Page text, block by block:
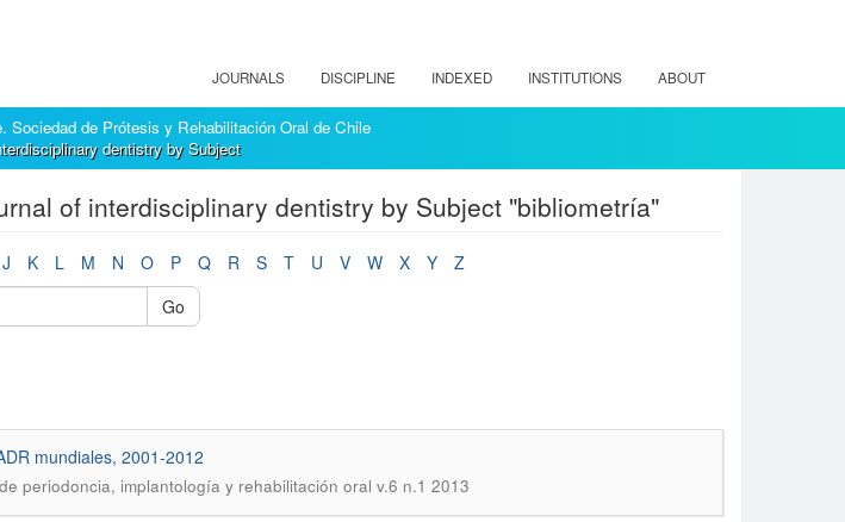
JOURNALS DISCIPLINE INDEXED INSTITUTIONS ABOUT
Sociedad de Prótesis y Rehabilitación Oral de Chile
dentistry by Subject
of interdisciplinary dentistry by Subject "bibliometría"
J K L M N O P Q R S T U V W X Y
Z
Go
mundiales, 2001-2012
periodoncia, implantología y rehabilitación oral v.6 n.1 2013